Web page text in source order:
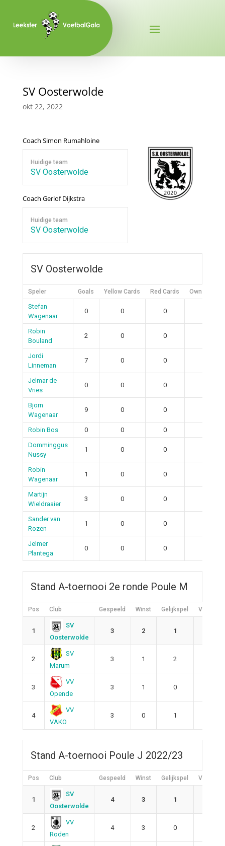
SV Oosterwolde
okt 22, 2022
Coach Simon Rumahloine
Huidige team
SV Oosterwolde
Coach Gerlof Dijkstra
Huidige team
SV Oosterwolde
SV Oosterwolde
Speler Goals Yellow Cards Red Cards Own Goals
Stefan
Wagenaar
0 0 0
Robin
Bouland
2 0 0
Jordi
Linneman
7 0 0
Jelmar de
Vries
0 0 0
Bjorn
Wagenaar
9 0 0
Robin Bos 0 0 0
Domminggus
Nussy
1 0 0
Robin
Wagenaar
1 0 0
Martijn
Wieldraaier
3 0 0
Sander van
Rozen
1 0 0
Jelmer
Plantega
0 0 0
Stand A-toernooi 2e ronde Poule M
Pos Club Gespeeld Winst Gelijkspel Verlies
1
SV
Oosterwolde
3 2 1
2
SV
Marum
3 1 2
3
VV
Opende
3 1 0
4
VV
VAKO
3 0 1
Stand A-toernooi Poule J 2022/23
Pos Club Gespeeld Winst Gelijkspel Verlies
1
SV
Oosterwolde
4 3 1
2
VV
Roden
4 3 0